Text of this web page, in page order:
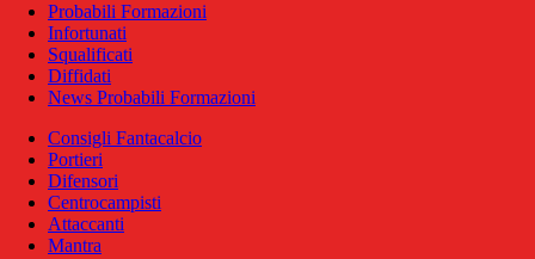
Probabili Formazioni
Infortunati
Squalificati
Diffidati
News Probabili Formazioni
Consigli Fantacalcio
Portieri
Difensori
Centrocampisti
Attaccanti
Mantra